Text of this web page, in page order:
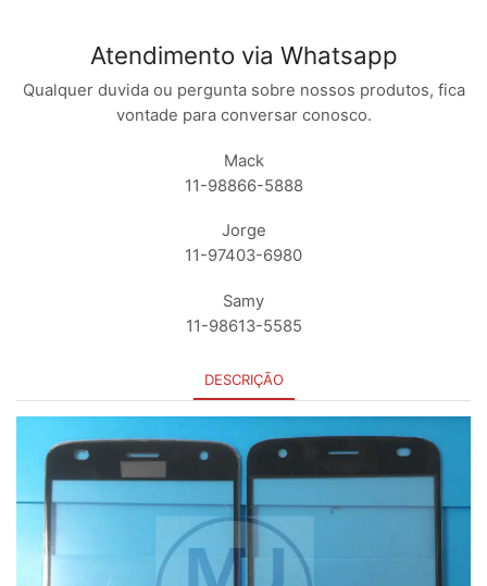
Atendimento via Whatsapp
Qualquer duvida ou pergunta sobre nossos produtos, fica
vontade para conversar conosco.
Mack
11-98866-5888
Jorge
11-97403-6980
Samy
11-98613-5585
DESCRIÇÃO